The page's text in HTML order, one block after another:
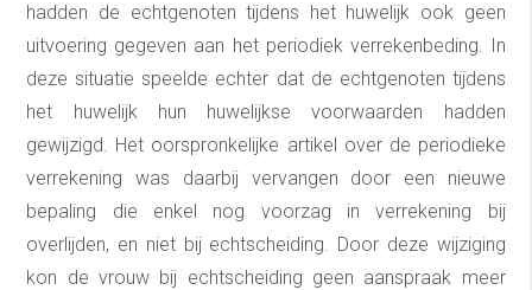
hadden de echtgenoten tijdens het huwelijk ook geen
uitvoering gegeven aan het periodiek verrekenbeding. In
deze situatie speelde echter dat de echtgenoten tijdens
het huwelijk hun huwelijkse voorwaarden hadden
gewijzigd. Het oorspronkelijke artikel over de periodieke
verrekening was daarbij vervangen door een nieuwe
bepaling die enkel nog voorzag in verrekening bij
overlijden, en niet bij echtscheiding. Door deze wijziging
kon de vrouw bij echtscheiding geen aanspraak meer